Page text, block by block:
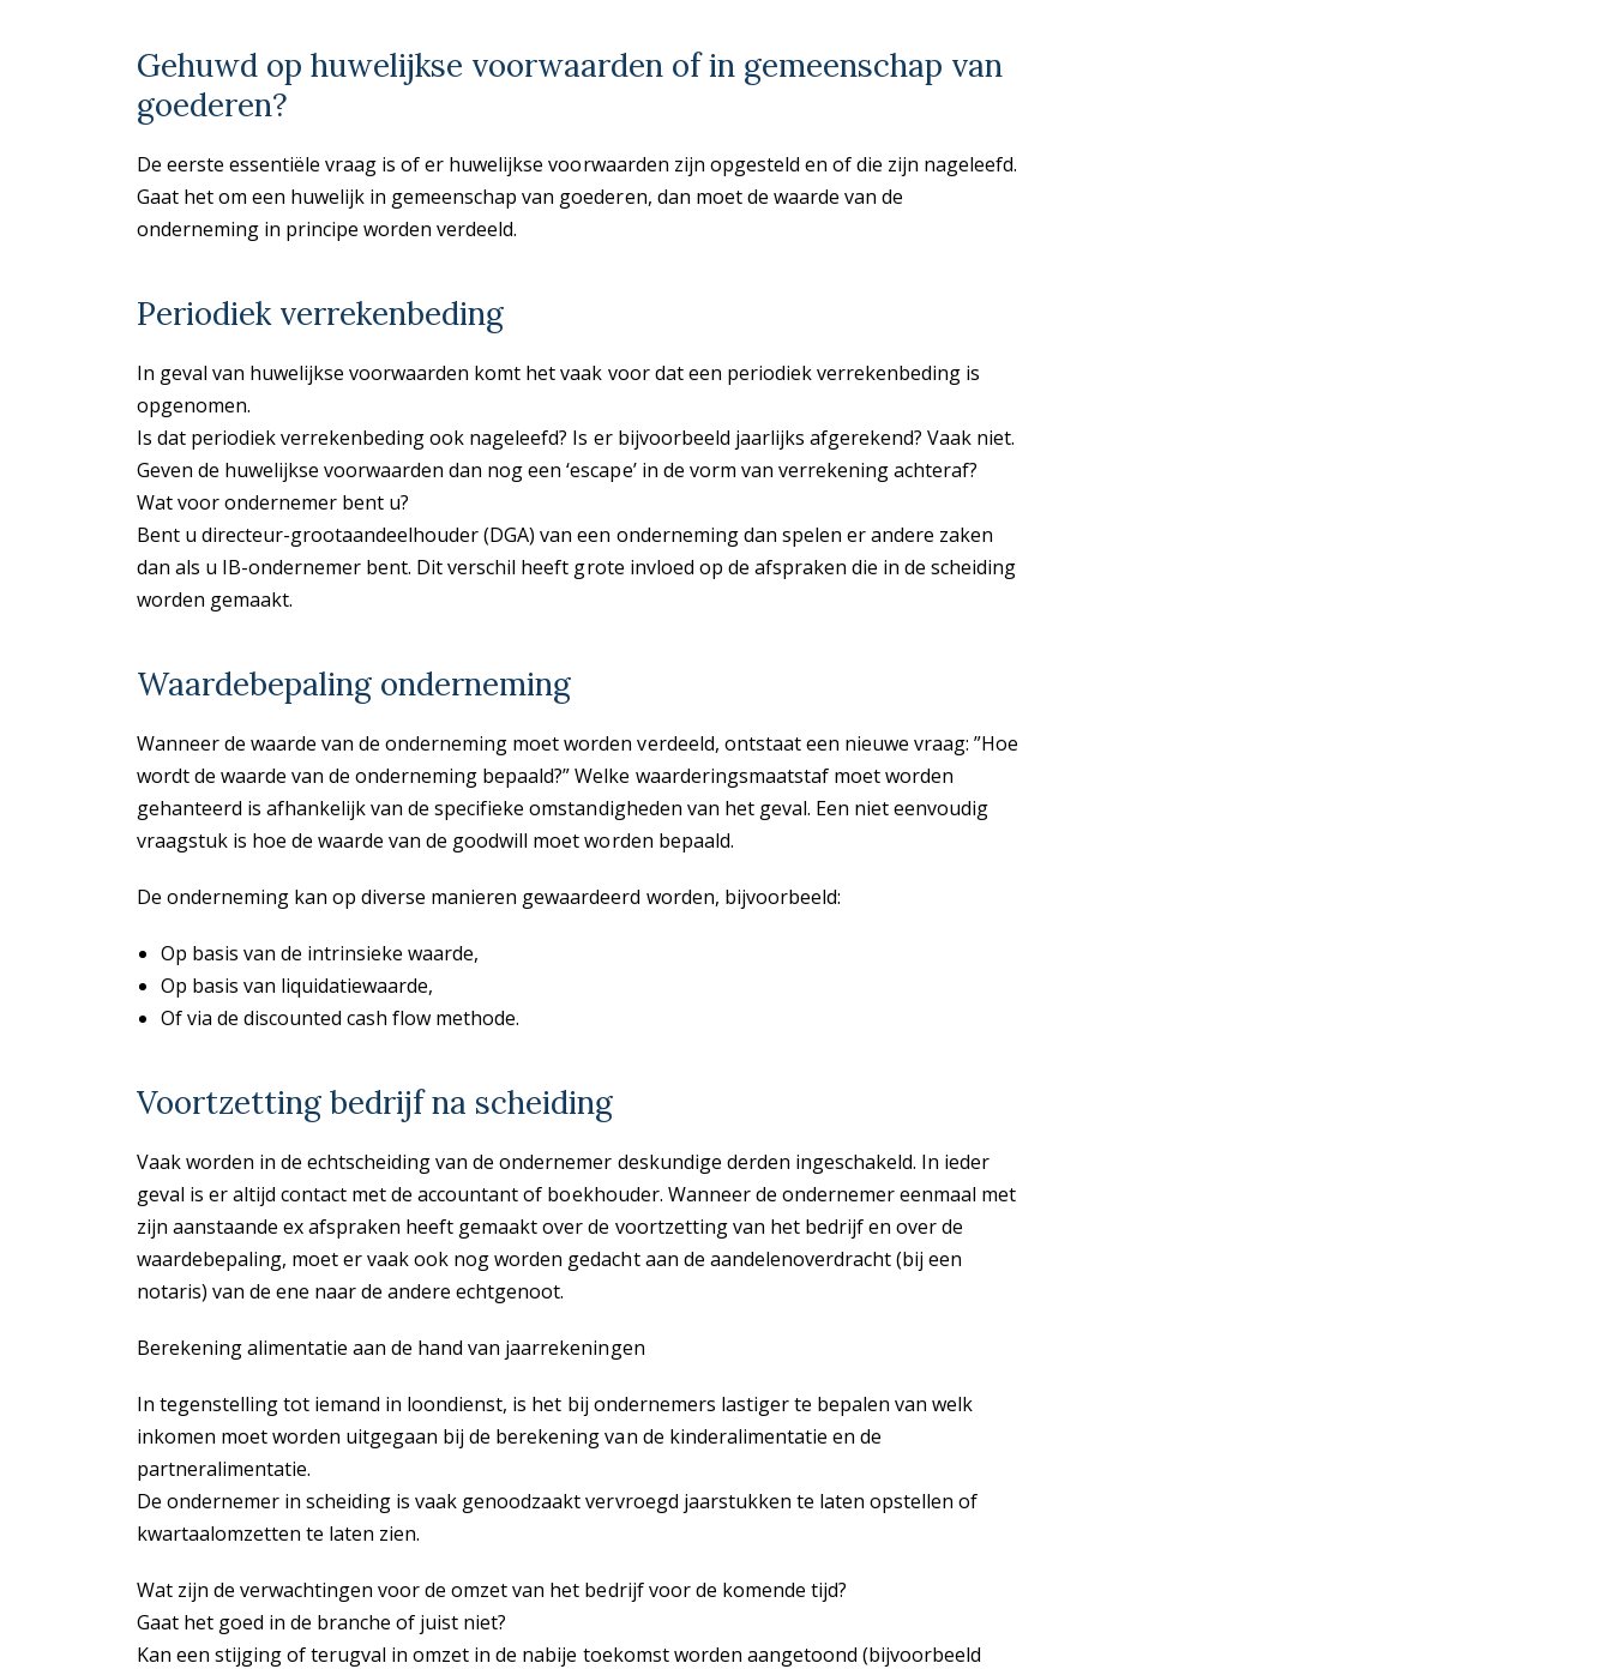
Gehuwd op huwelijkse voorwaarden of in gemeenschap van
goederen?
De eerste essentiële vraag is of er huwelijkse voorwaarden zijn opgesteld en of die zijn nageleefd.
Gaat het om een huwelijk in gemeenschap van goederen, dan moet de waarde van de
onderneming in principe worden verdeeld.
Periodiek verrekenbeding
In geval van huwelijkse voorwaarden komt het vaak voor dat een periodiek verrekenbeding is
opgenomen.
Is dat periodiek verrekenbeding ook nageleefd? Is er bijvoorbeeld jaarlijks afgerekend? Vaak niet.
Geven de huwelijkse voorwaarden dan nog een ‘escape’ in de vorm van verrekening achteraf?
Wat voor ondernemer bent u?
Bent u directeur-grootaandeelhouder (DGA) van een onderneming dan spelen er andere zaken
dan als u IB-ondernemer bent. Dit verschil heeft grote invloed op de afspraken die in de scheiding
worden gemaakt.
Waardebepaling onderneming
Wanneer de waarde van de onderneming moet worden verdeeld, ontstaat een nieuwe vraag: ”Hoe
wordt de waarde van de onderneming bepaald?” Welke waarderingsmaatstaf moet worden
gehanteerd is afhankelijk van de specifieke omstandigheden van het geval. Een niet eenvoudig
vraagstuk is hoe de waarde van de goodwill moet worden bepaald.
De onderneming kan op diverse manieren gewaardeerd worden, bijvoorbeeld:
Op basis van de intrinsieke waarde,
Op basis van liquidatiewaarde,
Of via de discounted cash flow methode.
Voortzetting bedrijf na scheiding
Vaak worden in de echtscheiding van de ondernemer deskundige derden ingeschakeld. In ieder
geval is er altijd contact met de accountant of boekhouder. Wanneer de ondernemer eenmaal met
zijn aanstaande ex afspraken heeft gemaakt over de voortzetting van het bedrijf en over de
waardebepaling, moet er vaak ook nog worden gedacht aan de aandelenoverdracht (bij een
notaris) van de ene naar de andere echtgenoot.
Berekening alimentatie aan de hand van jaarrekeningen
In tegenstelling tot iemand in loondienst, is het bij ondernemers lastiger te bepalen van welk
inkomen moet worden uitgegaan bij de berekening van de kinderalimentatie en de
partneralimentatie.
De ondernemer in scheiding is vaak genoodzaakt vervroegd jaarstukken te laten opstellen of
kwartaalomzetten te laten zien.
Wat zijn de verwachtingen voor de omzet van het bedrijf voor de komende tijd?
Gaat het goed in de branche of juist niet?
Kan een stijging of terugval in omzet in de nabije toekomst worden aangetoond (bijvoorbeeld